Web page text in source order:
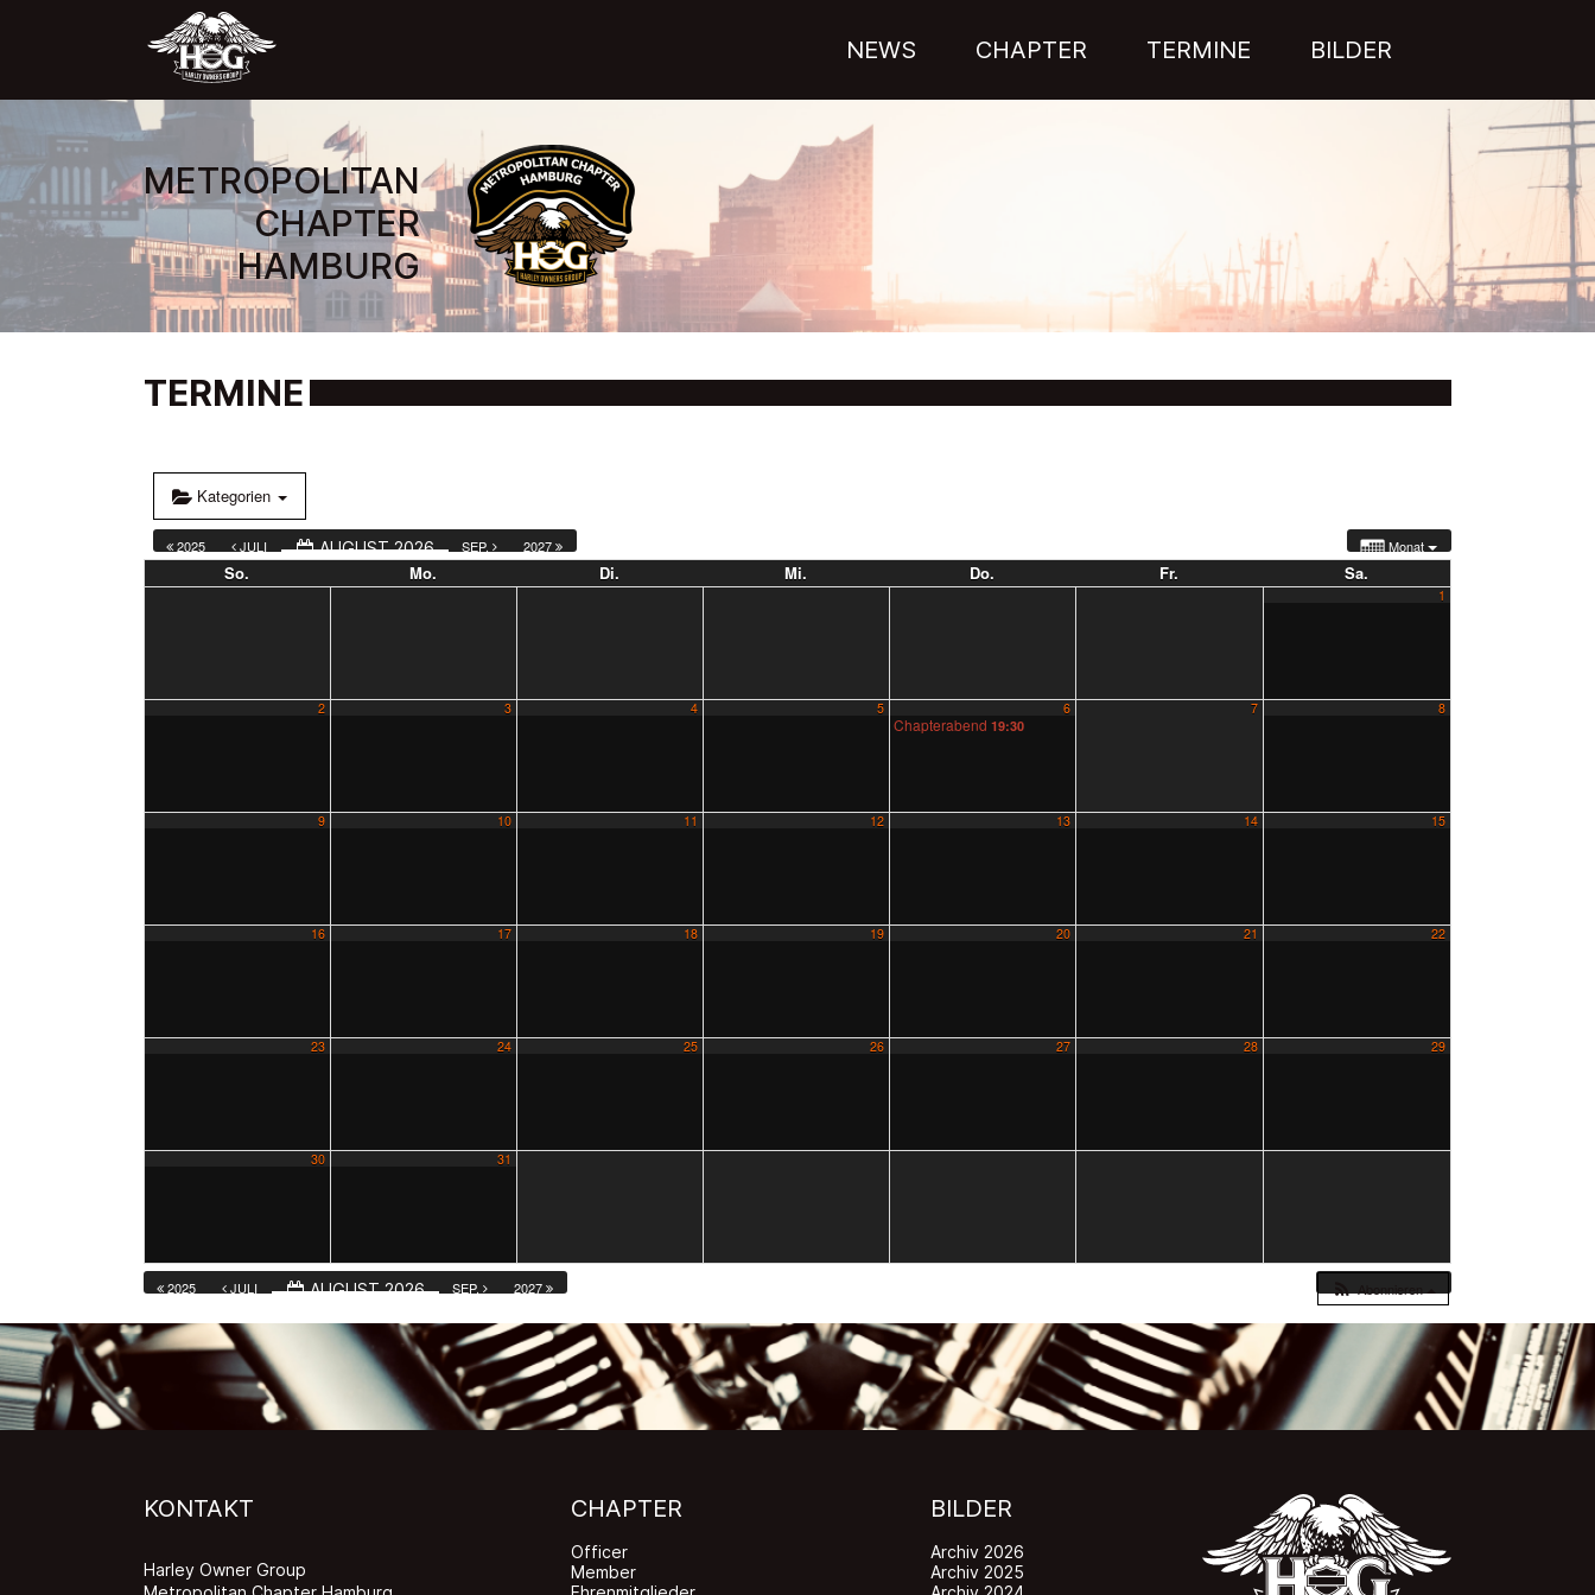
NEWS CHAPTER TERMINE BILDER
METROPOLITAN
CHAPTER
HAMBURG
TERMINE
Kategorien
Monat
2025 JULI AUGUST 2026 SEP. 2027
So. Mo. Di. Mi. Do. Fr. Sa.
1
2 3 4 5 6
Chapterabend 19:30
7 8
9 10 11 12 13 14 15
16 17 18 19 20 21 22
23 24 25 26 27 28 29
30 31
2025 JULI AUGUST 2026 SEP. 2027
KONTAKT
Harley Owner Group
CHAPTER
Officer
Member
BILDER
Archiv 2026
Archiv 2025